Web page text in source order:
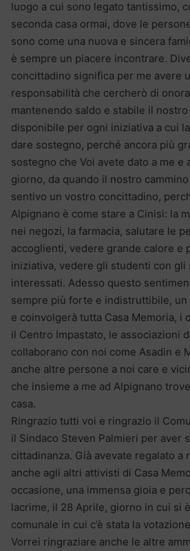
luogo a cui sono legato tantissimo,
seconda casa ormai, dove le
sono come una nuova e sincera
è sempre un piacere incontrare.
concittadino significa per me avere
responsabilità che cercherò di
mantenendo saldo e stabile il
disponibile per ogni iniziativa a cui
dare sostegno, perché ancora più
sostegno che Voi avete dato a me e
giorno, da quando il nostro
sentivo un vostro concittadino,
Alpignano è come stare a Cinisi: la
nei negozi, la farmacia, salutare le
accoglienti, vedere grande calore e
iniziativa, vedere gli studenti con gli
interessati. Adesso questo
sempre più forte e indistruttibile, un
e coinvolgerà tutta Casa Memoria, i
il Centro Impastato, le associazioni
collaborano con noi come Asadin e
anche altre persone a noi care e
che insieme a me ad Alpignano
casa.
Ringrazio tutti voi e ringrazio il
il Sindaco Steven Palmieri per aver
cittadinanza. Già avevate regalato a
anche agli altri attivisti di Casa
occasione, una immensa gioia e
lacrime, il 28 Aprile, giorno in cui si
comunale in cui c’è stata la
Vorrei ringraziare anche le altre